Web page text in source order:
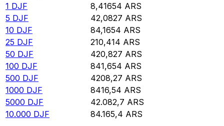
1 DJF 8,41654 ARS
5 DJF 42,0827 ARS
10 DJF 84,1654 ARS
25 DJF 210,414 ARS
50 DJF 420,827 ARS
100 DJF 841,654 ARS
500 DJF 4208,27 ARS
1000 DJF 8416,54 ARS
5000 DJF 42.082,7 ARS
10.000 DJF 84.165,4 ARS